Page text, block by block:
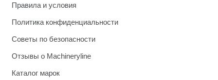
Правила и условия
Политика конфиденциальности
Советы по безопасности
Отзывы о Machineryline
Каталог марок